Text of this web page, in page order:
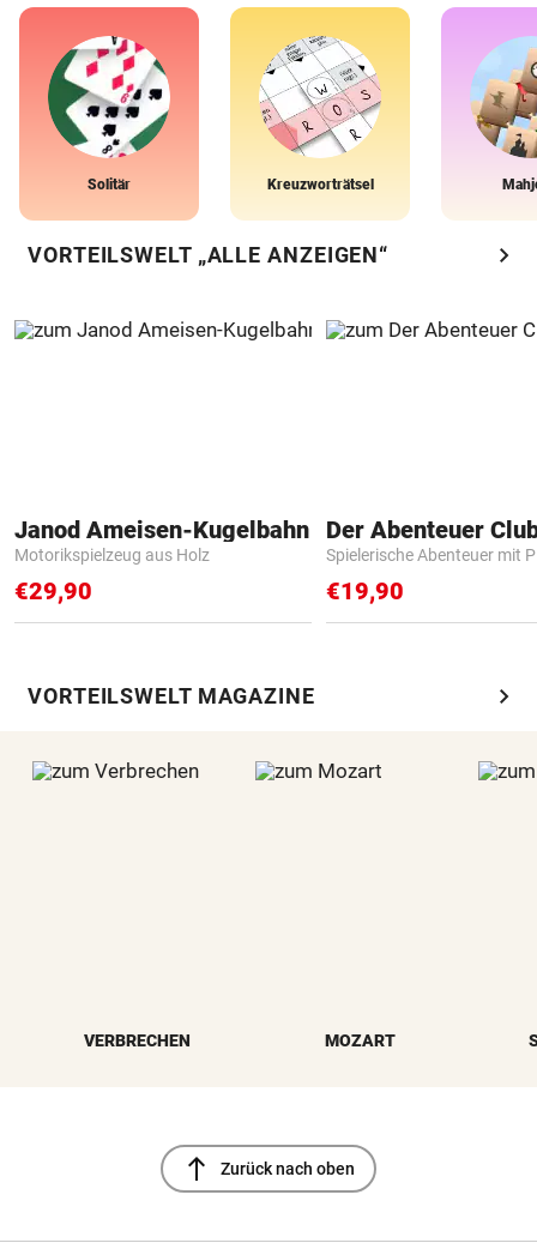
Solitär Kreuzworträtsel
VORTEILSWELT „ALLE ANZEIGEN“ chevron_right
Janod Ameisen-Kugelbahn
Motorikspielzeug aus Holz
€29,90
Der Abenteuer
Spielerische Abenteuer mit
€19,90
VORTEILSWELT MAGAZINE chevron_right
VERBRECHEN MOZART
north Zurück nach oben